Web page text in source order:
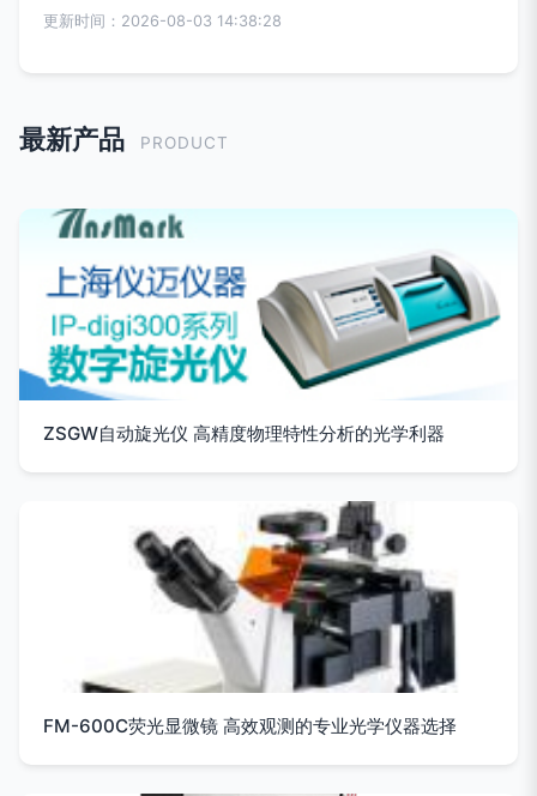
更新时间：2026-08-03 14:38:28
最新产品 PRODUCT
ZSGW自动旋光仪 高精度物理特性分析的光学利器
FM-600C荧光显微镜 高效观测的专业光学仪器选择